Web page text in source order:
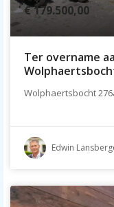
€ 179.500,00
Ter overname
Wolphaertsbocht
Edwin